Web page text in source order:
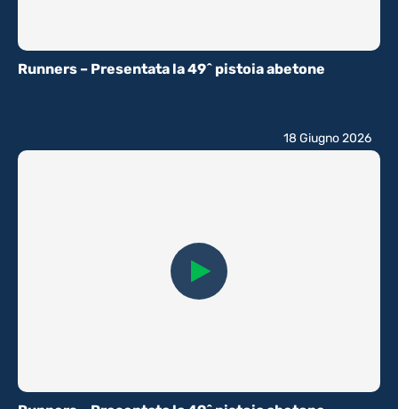
Runners – Presentata la 49^ pistoia abetone
18 Giugno 2026